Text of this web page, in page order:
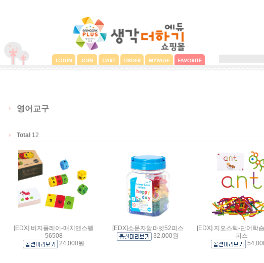
영어교구
Total 12
[EDX] 비지플레이-매치앤스펠
56508
24,000원
[EDX]소문자알파벳52피스
32,000원
[EDX] 지오스틱-단어학
피스